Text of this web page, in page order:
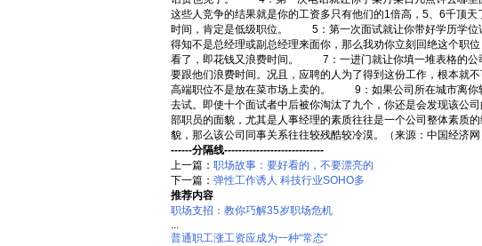
这些人竞争的结果就是你的工资多只有他们的1倍高，5、6千顶
时间，肯定是低级职位。 5：第一次面试就让你带好学历学位
得知不是总经理或副总经理来面你，那么我劝你立刻回绝这个职
看了，即花钱又浪费时间。 7：一进门就让你填一堆表格的公
要跟他们浪费时间。况且，应聘的人为了得到这份工作，根本
高端职位不是放在菜市场上卖的。 9：如果公司所在城市离你
去试。即使十个面试者中后被你淘汰了九个，你还是会发现该
部职员的面貌，尤其是人事经理的素质往往是一个公司整体素质
貌，那么该公司同事关系往往较残酷较冷漠。（来源：中国经济
------分隔线----------------------------
上一篇： 职场故事：要好看的，不要漂亮的
下一篇： 弹性工作诱人 科技行业SOHO多
推荐内容
职场支招：教你巧解35岁职场危机
...
普通职工涨工资应成为一种“常态”